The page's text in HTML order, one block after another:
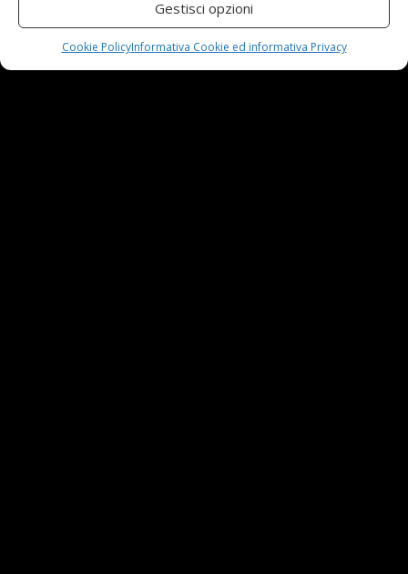
Gestisci opzioni
Cookie PolicyInformativa Cookie ed informativa Privacy